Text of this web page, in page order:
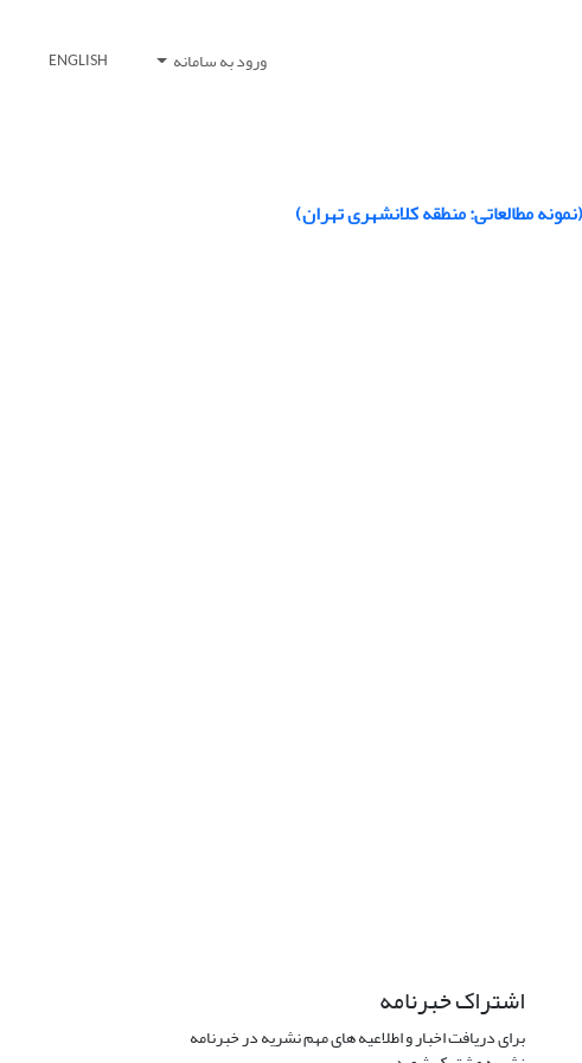
ورود به سامانه ENGLISH
مطالعاتی: منطقه کلانشهری تهران)
اشتراک خبرنامه
برای دریافت اخبار و اطلاعیه های مهم نشریه در خبرنامه